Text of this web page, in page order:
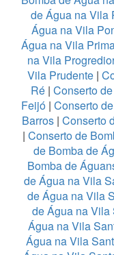
de Água na Vila
Água na Vila
Água na Vila
na Vila
Vila Prudente|
Ré | Conserto
Feijó | Conserto
Barros | Conserto
| Conserto de
de Bomba de
Bomba de
de Água na Vila
de Água na Vila
de Água na Vila
Água na Vila
Água na Vila